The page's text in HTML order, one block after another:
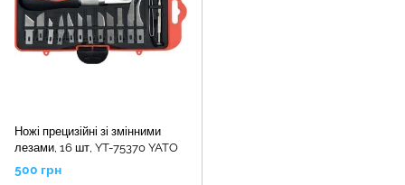
Ножі прецизійні зі змінними
лезами, 16 шт, YT-75370 YATO
500 грн